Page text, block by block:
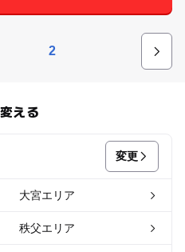
2
える
変更
大宮エリア
秩父エリア